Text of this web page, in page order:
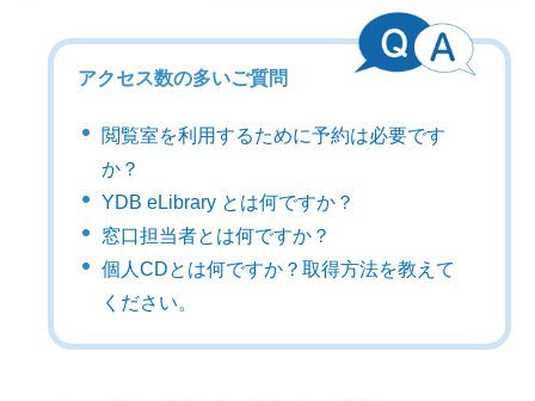
アクセス数の多いご質問
閲覧室を利用するために予約は必要です
か？
YDB eLibrary とは何ですか？
窓口担当者とは何ですか？
個人CDとは何ですか？取得方法を教えて
ください。